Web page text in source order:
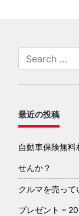
最近の投稿
自動車保険無
せんか？
クルマを売っ
プレゼント –